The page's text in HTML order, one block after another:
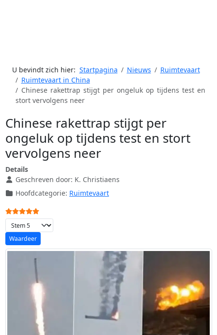
U bevindt zich hier: Startpagina Nieuws
Ruimtevaart
Ruimtevaart in China
Chinese rakettrap stijgt per ongeluk op tijdens test en
stort vervolgens neer
Chinese rakettrap stijgt per
ongeluk op tijdens test en stort
vervolgens neer
Details
Geschreven door: K. Christiaens
Hoofdcategorie: Ruimtevaart
Gebruikerswaardering:
Voeg waardering toe